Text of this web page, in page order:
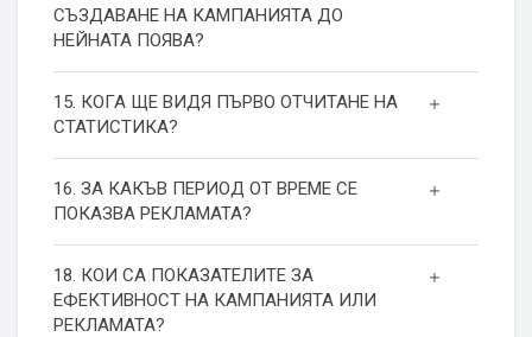
СЪЗДАВАНЕ НА КАМПАНИЯТА ДО
НЕЙНАТА ПОЯВА?
15. КОГА ЩЕ ВИДЯ ПЪРВО ОТЧИТАНЕ НА
СТАТИСТИКА?
16. ЗА КАКЪВ ПЕРИОД ОТ ВРЕМЕ СЕ
ПОКАЗВА РЕКЛАМАТА?
18. КОИ СА ПОКАЗАТЕЛИТЕ ЗА
ЕФЕКТИВНОСТ НА КАМПАНИЯТА ИЛИ
РЕКЛАМАТА?